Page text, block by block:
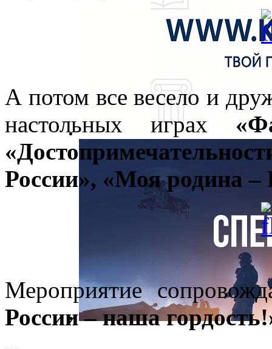
А потом все весело и
настольных играх
России», «Моя родина –
Мероприятие
России – наша